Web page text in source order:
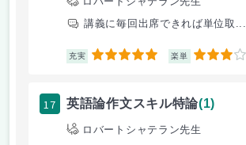
講義に毎回出席できれば単位取...
充実 5 楽単 3
17 英語論作文スキル特論(1)
ロバートシャテラン先生